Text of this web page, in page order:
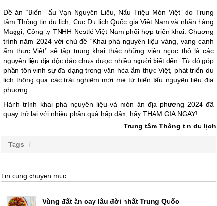
Đề án “Biến Tấu Vạn Nguyên Liệu, Nấu Triệu Món Việt” do Trung
tâm Thông tin du lịch, Cục Du lịch Quốc gia Việt Nam và nhãn hàng
Maggi, Công ty TNHH Nestlé Việt Nam phối hợp triển khai. Chương
trình năm 2024 với chủ đề “Khai phá nguyên liệu vàng, vang danh
ẩm thực Việt” sẽ tập trung khai thác những viên ngọc thô là các
nguyên liệu địa độc đáo chưa được nhiều người biết đến. Từ đó góp
phần tôn vinh sự đa dạng trong văn hóa ẩm thực Việt, phát triển du
lịch thông qua các trải nghiệm mới mẻ từ biến tấu nguyên liệu địa
phương.
Hành trình khai phá nguyên liệu và món ăn địa phương 2024 đã
quay trở lại với nhiều phần quà hấp dẫn, hãy THAM GIA NGAY!
Trung tâm Thông tin du lịch
Tags
Tin cùng chuyên mục
Vùng đất ăn cay lâu đời nhất Trung Quốc